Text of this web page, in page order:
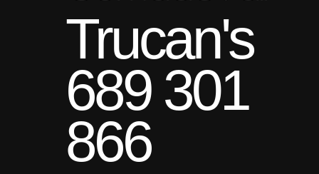
Trucan's
689 301
866